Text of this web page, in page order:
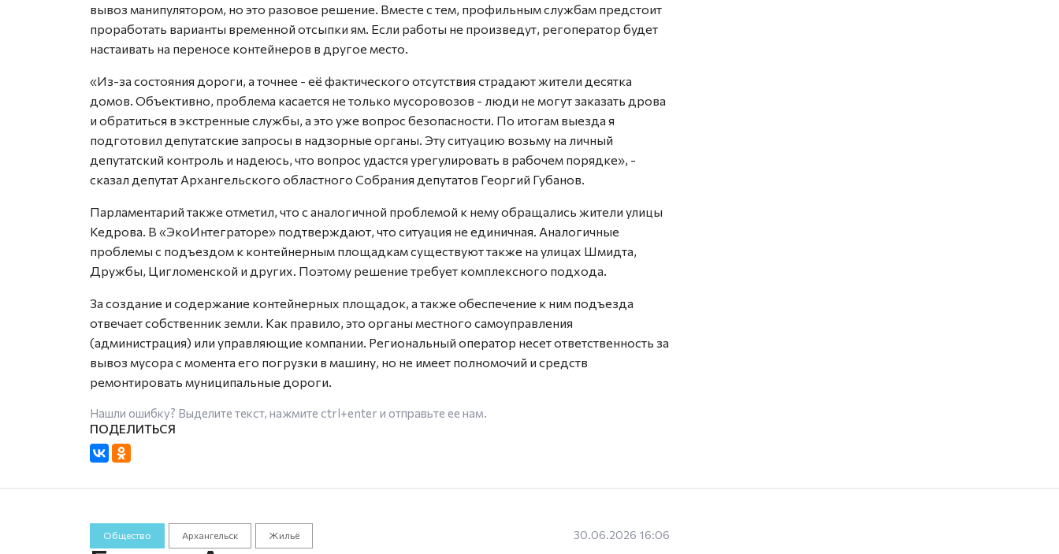
вывоз манипулятором, но это разовое решение. Вместе с тем, профильным службам предстоит
проработать варианты временной отсыпки ям. Если работы не произведут, регоператор будет
настаивать на переносе контейнеров в другое место.
«Из-за состояния дороги, а точнее - её фактического отсутствия страдают жители десятка
домов. Объективно, проблема касается не только мусоровозов - люди не могут заказать дрова
и обратиться в экстренные службы, а это уже вопрос безопасности. По итогам выезда я
подготовил депутатские запросы в надзорные органы. Эту ситуацию возьму на личный
депутатский контроль и надеюсь, что вопрос удастся урегулировать в рабочем порядке», -
сказал депутат Архангельского областного Собрания депутатов Георгий Губанов.
Парламентарий также отметил, что с аналогичной проблемой к нему обращались жители улицы
Кедрова. В «ЭкоИнтеграторе» подтверждают, что ситуация не единичная. Аналогичные
проблемы с подъездом к контейнерным площадкам существуют также на улицах Шмидта,
Дружбы, Цигломенской и других. Поэтому решение требует комплексного подхода.
За создание и содержание контейнерных площадок, а также обеспечение к ним подъезда
отвечает собственник земли. Как правило, это органы местного самоуправления
(администрация) или управляющие компании. Региональный оператор несет ответственность за
вывоз мусора с момента его погрузки в машину, но не имеет полномочий и средств
ремонтировать муниципальные дороги.
Нашли ошибку? Выделите текст, нажмите ctrl+enterи отправьте ее нам.
Общество Архангельск Жильё 30.06.2026 16:06